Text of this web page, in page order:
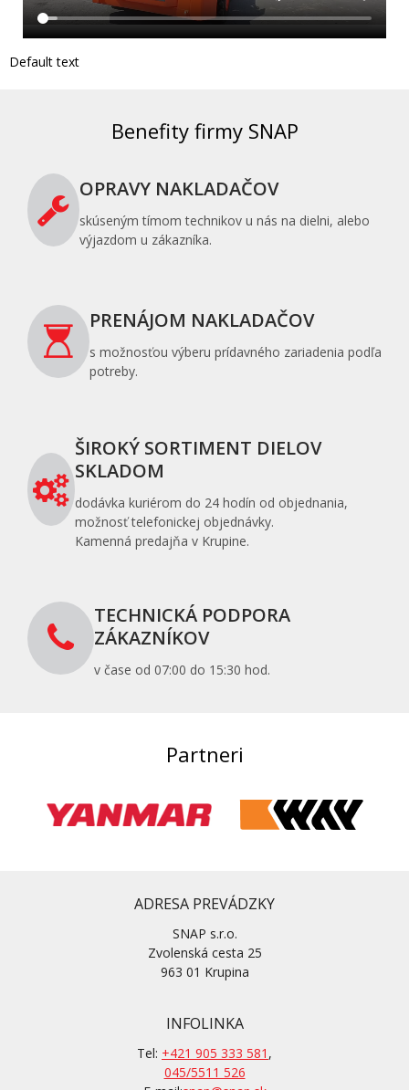
Default text
Benefity firmy SNAP
OPRAVY NAKLADAČOV
skúseným tímom technikov u nás na dielni, alebo
výjazdom u zákazníka.
PRENÁJOM NAKLADAČOV
s možnosťou výberu prídavného zariadenia podľa
potreby.
ŠIROKÝ SORTIMENT DIELOV
SKLADOM
dodávka kuriérom do 24 hodín od objednania,
možnosť telefonickej objednávky.
Kamenná predajňa v Krupine.
TECHNICKÁ PODPORA
ZÁKAZNÍKOV
v čase od 07:00 do 15:30 hod.
Partneri
ADRESA PREVÁDZKY
SNAP s.r.o.
Zvolenská cesta 25
963 01 Krupina
INFOLINKA
Tel: +421 905 333 581 ,
045/5511 526